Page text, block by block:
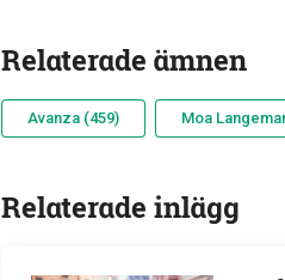
Relaterade ämnen
Avanza (459) Moa
Relaterade inlägg